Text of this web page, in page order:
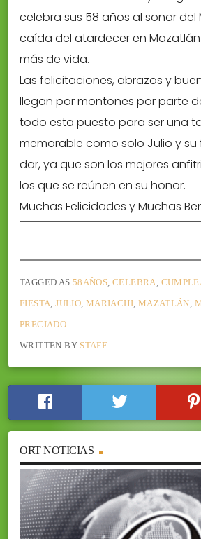
celebra sus 58 años al sonar del
caída del atardecer en
más de vida.
Las felicitaciones, abrazos y
llegan por montones por parte
todo esta puesto para ser una
memorable como solo Julio y su
dar, ya que son los mejores
los que se reúnen en su honor.
Muchas Felicidades y Muchas
TAGGED AS 58AÑOS ,CELEBRA
FIESTA ,JULIO MARIACHI, MAZATLÁN
PRECIADO
WRITTEN BY STAFF
ORT NOTICIAS